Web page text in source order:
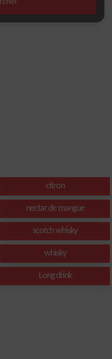
citron
nectar de mangue
scotch whisky
whisky
Long drink